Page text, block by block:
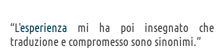
“L'esperienza mi ha poi insegnato che
traduzione e compromesso sono sinonimi.”